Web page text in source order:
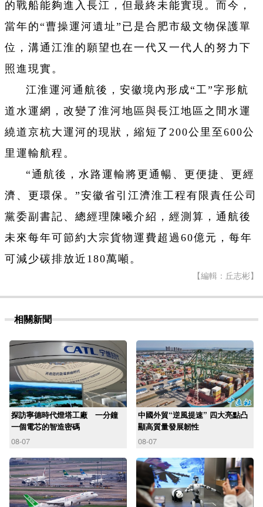
的戰船能夠進入長江，但最終未能實現。而今，
當年的“曹操運河遺址”已是合肥市級文物保護單
位，溝通江淮的願望也在一代又一代人的努力下
照進現實。
江淮運河通航後，安徽境內形成“工”字形航
道水運網，改變了淮河地區與長江地區之間水運
繞道京杭大運河的現狀，縮短了200公里至600公
里運輸航程。
“通航後，水路運輸將更通暢、更便捷、更經
濟、更環保。”安徽省引江濟淮工程有限責任公司
黨委副書記、總經理陳曦介紹，經測算，通航後
未來每年可節約大宗貨物運費超過60億元，每年
可減少碳排放近180萬噸。
【編輯：丘志彬】
相關新聞
探訪寧德時代燈塔工廠 一分鐘
一個電芯的智造密碼
08-07
中國外貿“逆風提速” 四大亮點凸
顯高質量發展韌性
08-07